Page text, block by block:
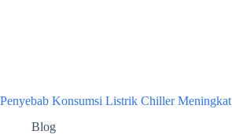
Penyebab Konsumsi Listrik Chiller Meningkat
Blog